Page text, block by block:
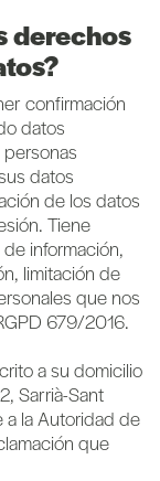
derechos
confirmación
datos
datos
de los datos
Tiene
información,
limitación de
que nos
679/2016.
a su domicilio
Sarrià-Sant
a la Autoridad de
que